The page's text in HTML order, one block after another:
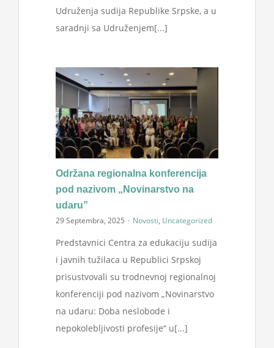
Udruženja sudija Republike Srpske, a u
saradnji sa Udruženjem[...]
Održana regionalna konferencija
pod nazivom „Novinarstvo na
udaru”
29 Septembra, 2025 · Novosti, Uncategorized
Predstavnici Centra za edukaciju sudija
i javnih tužilaca u Republici Srpskoj
prisustvovali su trodnevnoj regionalnoj
konferenciji pod nazivom „Novinarstvo
na udaru: Doba neslobode i
nepokolebljivosti profesije“ u[...]